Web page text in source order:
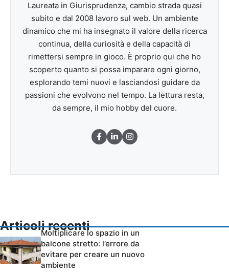
Laureata in Giurisprudenza, cambio strada quasi
subito e dal 2008 lavoro sul web. Un ambiente
dinamico che mi ha insegnato il valore della ricerca
continua, della curiosità e della capacità di
rimettersi sempre in gioco. È proprio qui che ho
scoperto quanto si possa imparare ogni giorno,
esplorando temi nuovi e lasciandosi guidare da
passioni che evolvono nel tempo. La lettura resta,
da sempre, il mio hobby del cuore.
Articoli recenti
Moltiplicare lo spazio in un
balcone stretto: l’errore da
evitare per creare un nuovo
ambiente